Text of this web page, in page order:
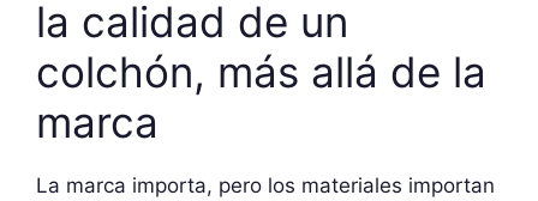
la calidad de un
colchón, más allá de la
marca
La marca importa, pero los materiales importan